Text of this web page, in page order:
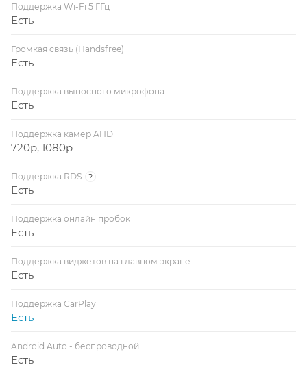
Поддержка Wi-Fi 5 ГГц
Есть
Громкая связь (Handsfree)
Есть
Поддержка выносного микрофона
Есть
Поддержка камер AHD
720p, 1080p
Поддержка RDS ?
Есть
Поддержка онлайн пробок
Есть
Поддержка виджетов на главном экране
Есть
Поддержка CarPlay
Есть
Android Auto - беспроводной
Есть